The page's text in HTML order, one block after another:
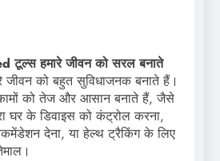
टूल्स हमारे जीवन को सरल बनाते
जीवन को बहुत सुविधाजनक बनाते हैं।
कामों को तेज और आसान बनाते हैं, जैसे
घर के डिवाइस को कंट्रोल करना,
देना, या हेल्थ ट्रैकिंग के लिए